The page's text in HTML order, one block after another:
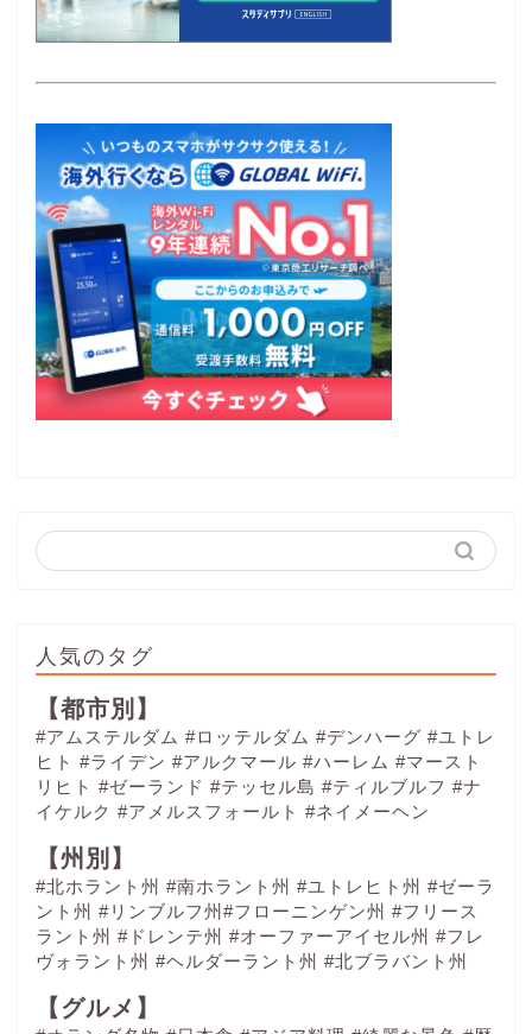
人気のタグ
【都市別】
#アムステルダム #ロッテルダム #デンハーグ #ユトレ
ヒト #ライデン #アルクマール #ハーレム #マースト
リヒト #ゼーランド #テッセル島 #ティルブルフ #ナ
イケルク #アメルスフォールト #ネイメーヘン
【州別】
#北ホラント州 #南ホラント州 #ユトレヒト州 #ゼーラ
ント州 #リンブルフ州#フローニンゲン州 #フリース
ラント州 #ドレンテ州 #オーファーアイセル州 #フレ
ヴォラント州 #ヘルダーラント州 #北ブラバント州
【グルメ】